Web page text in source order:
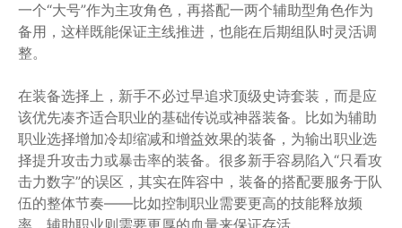
一个“大号”作为主攻角色，再搭配一两个辅助型角色作为
备用，这样既能保证主线推进，也能在后期组队时灵活调
整。
在装备选择上，新手不必过早追求顶级史诗套装，而是应
该优先凑齐适合职业的基础传说或神器装备。比如为辅助
职业选择增加冷却缩减和增益效果的装备，为输出职业选
择提升攻击力或暴击率的装备。很多新手容易陷入“只看攻
击力数字”的误区，其实在阵容中，装备的搭配要服务于队
伍的整体节奏——比如控制职业需要更高的技能释放频
率，辅助职业则需要更厚的血量来保证存活。